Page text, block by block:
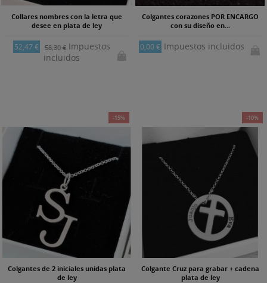
Collares nombres con la letra que
desee en plata de ley
52,47 € 58,30 €Impuestos
incluidos
Colgantes corazones POR ENCARGO
con su diseño en...
0,00 € Impuestos incluidos
-15%
Colgantes de 2 iniciales unidas plata
de ley
-10%
Colgante Cruz para grabar + cadena
plata de ley